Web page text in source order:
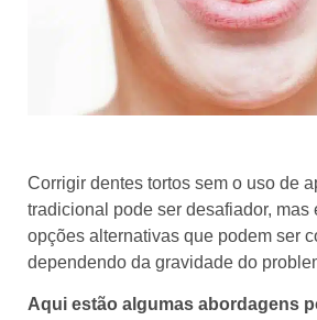
Corrigir dentes tortos sem o uso de
tradicional pode ser desafiador, mas
opções alternativas que podem ser
dependendo da gravidade do
Aqui estão algumas abordagens